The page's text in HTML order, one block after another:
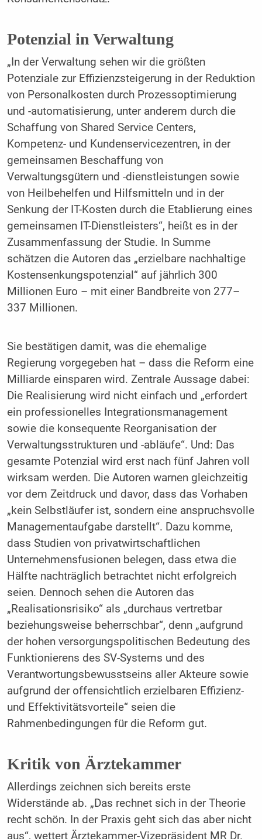
Potenzial in Verwaltung
„In der Verwaltung sehen wir die größten
Potenziale zur Effizienzsteigerung in der Reduktion
von Personalkosten durch Prozessoptimierung
und -automatisierung, unter anderem durch die
Schaffung von Shared Service Centers,
Kompetenz- und Kundenservicezentren, in der
gemeinsamen Beschaffung von
Verwaltungsgütern und -dienstleistungen sowie
von Heilbehelfen und Hilfsmitteln und in der
Senkung der IT-Kosten durch die Etablierung eines
gemeinsamen IT-Dienstleisters“, heißt es in der
Zusammenfassung der Studie. In Summe
schätzen die Autoren das „erzielbare nachhaltige
Kostensenkungspotenzial“ auf jährlich 300
Millionen Euro – mit einer Bandbreite von 277–
337 Millionen.
Sie bestätigen damit, was die ehemalige
Regierung vorgegeben hat – dass die Reform eine
Milliarde einsparen wird. Zentrale Aussage dabei:
Die Realisierung wird nicht einfach und „erfordert
ein professionelles Integrationsmanagement
sowie die konsequente Reorganisation der
Verwaltungsstrukturen und -abläufe“. Und: Das
gesamte Potenzial wird erst nach fünf Jahren voll
wirksam werden. Die Autoren warnen gleichzeitig
vor dem Zeitdruck und davor, dass das Vorhaben
„kein Selbstläufer ist, sondern eine anspruchsvolle
Managementaufgabe darstellt“. Dazu komme,
dass Studien von privatwirtschaftlichen
Unternehmensfusionen belegen, dass etwa die
Hälfte nachträglich betrachtet nicht erfolgreich
seien. Dennoch sehen die Autoren das
„Realisationsrisiko“ als „durchaus vertretbar
beziehungsweise beherrschbar“, denn „aufgrund
der hohen versorgungspolitischen Bedeutung des
Funktionierens des SV-Systems und des
Verantwortungsbewusstseins aller Akteure sowie
aufgrund der offensichtlich erzielbaren Effizienz-
und Effektivitätsvorteile“ seien die
Rahmenbedingungen für die Reform gut.
Kritik von Ärztekammer
Allerdings zeichnen sich bereits erste
Widerstände ab. „Das rechnet sich in der Theorie
recht schön. In der Praxis geht sich das aber nicht
aus“, wettert Ärztekammer-Vizepräsident MR Dr.